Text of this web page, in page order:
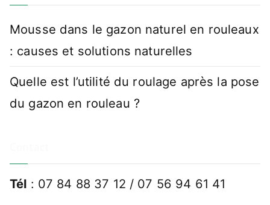
Mousse dans le gazon naturel en rouleaux
: causes et solutions naturelles
Quelle est l’utilité du roulage après la pose
du gazon en rouleau ?
Tél : 07 84 88 37 12 / 07 56 94 61 41